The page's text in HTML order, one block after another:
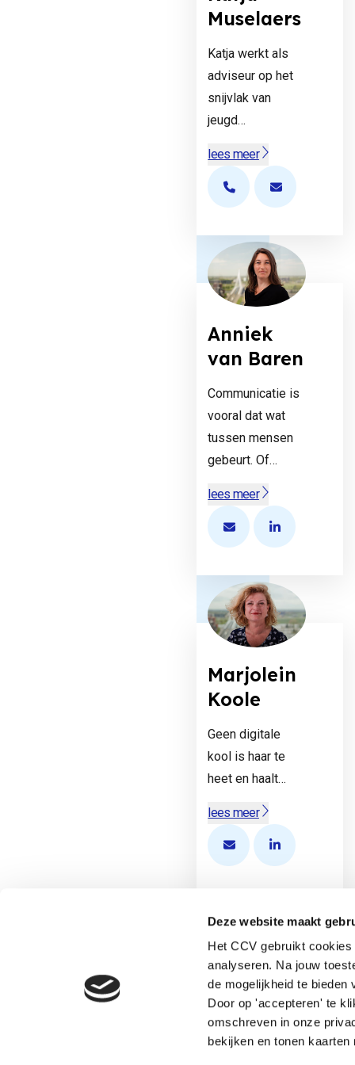
Deze website maakt
Het CCV gebruikt
analyseren. Na jouw
de mogelijkheid te bieden
Door op 'accepteren' te
omschreven in onze
bekijken en tonen kaarten
Muselaers
Katja werkt als
adviseur op het
snijvlak van
jeugd…
lees meer
Open de contactpopup
Open de
Anniek
van Baren
Communicatie is
vooral dat wat
tussen mensen
gebeurt. Of…
lees meer
Open de contactpopup
Bekijk het
Marjolein
Koole
Geen digitale
kool is haar te
heet en haalt…
lees meer
Open de contactpopup
Bekijk het
Heb je een vraag? Neem direct contact op met Nicole.
Nicole Langeveld
Adviseur jeugdcriminaliteit, Veiligheid en